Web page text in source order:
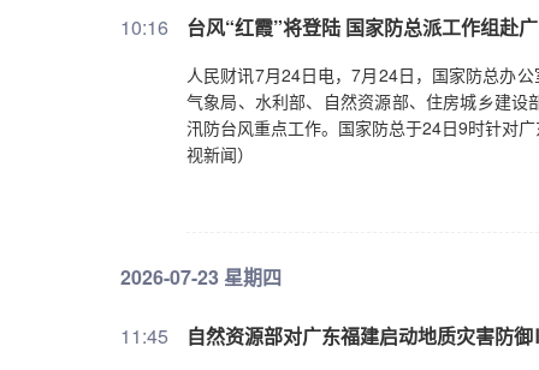
10:16 台风“红霞”将登陆 国家防总派工作组赴
人民财讯7月24日电，7月24日，国家防总办
气象局、水利部、自然资源部、住房城乡建
汛防台风重点工作。国家防总于24日9时针对
视新闻）
2026-07-23 星期四
11:45 自然资源部对广东福建启动地质灾害防